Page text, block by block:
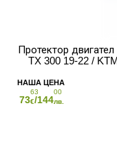
Протектор
TX 300 19-22 /
73
63
€/144
00
лв.